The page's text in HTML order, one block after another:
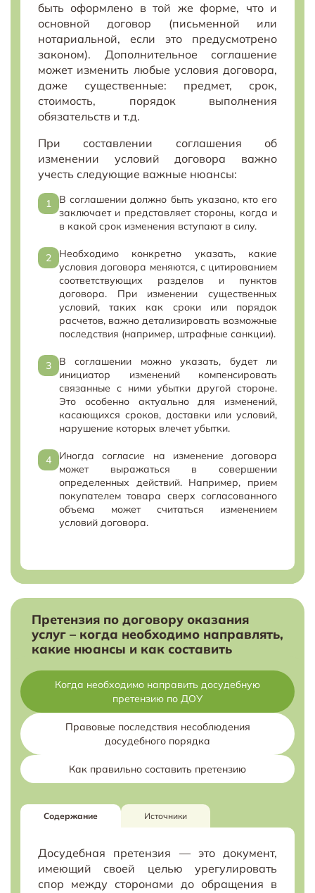
быть оформлено в той же форме, что и
основной договор (письменной или
нотариальной, если это предусмотрено
законом). Дополнительное соглашение
может изменить любые условия договора,
даже существенные: предмет, срок,
стоимость, порядок выполнения
обязательств и т.д.
При составлении соглашения об
изменении условий договора важно
учесть следующие важные нюансы:
В соглашении должно быть указано, кто его
заключает и представляет стороны, когда и
в какой срок изменения вступают в силу.
Необходимо конкретно указать, какие
условия договора меняются, с цитированием
соответствующих разделов и пунктов
договора. При изменении существенных
условий, таких как сроки или порядок
расчетов, важно детализировать возможные
последствия (например, штрафные санкции).
В соглашении можно указать, будет ли
инициатор изменений компенсировать
связанные с ними убытки другой стороне.
Это особенно актуально для изменений,
касающихся сроков, доставки или условий,
нарушение которых влечет убытки.
Иногда согласие на изменение договора
может выражаться в совершении
определенных действий. Например, прием
покупателем товара сверх согласованного
объема может считаться изменением
условий договора.
Претензия по договору оказания
услуг – когда необходимо направлять,
какие нюансы и как составить
Когда необходимо направить досудебную
претензию по ДОУ
Правовые последствия несоблюдения
досудебного порядка
Как правильно составить претензию
Содержание Источники
Досудебная претензия — это документ,
имеющий своей целью урегулировать
спор между сторонами до обращения в